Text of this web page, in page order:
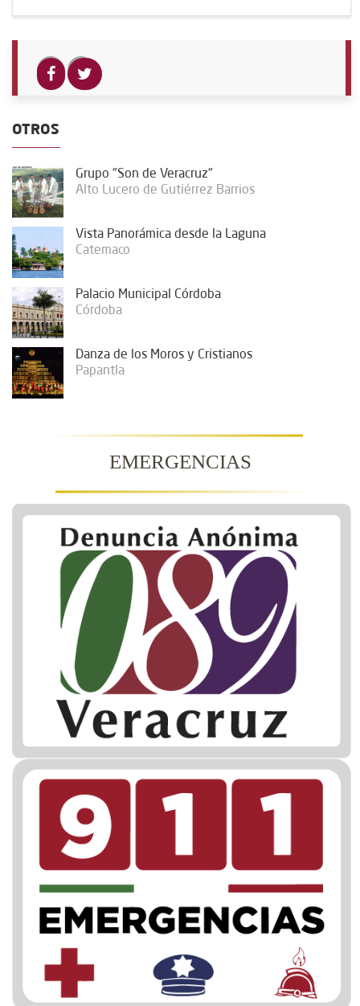
OTROS
Grupo "Son de Veracruz"
Alto Lucero de Gutiérrez Barrios
Vista Panorámica desde la Laguna
Catemaco
Palacio Municipal Córdoba
Córdoba
Danza de los Moros y Cristianos
Papantla
EMERGENCIAS